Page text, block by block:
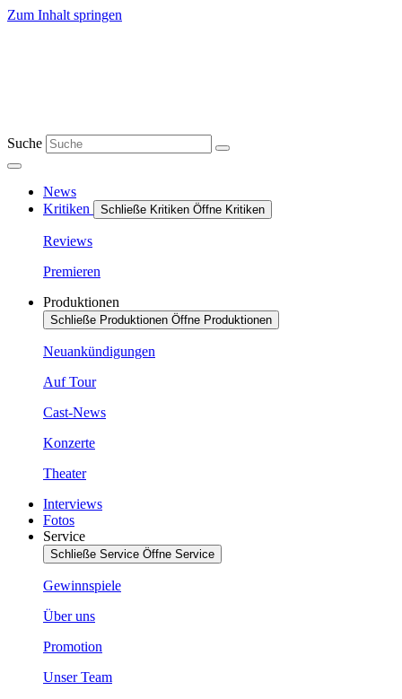
Zum Inhalt springen
Suche
News
Kritiken
Schließe Kritiken Öffne Kritiken
Reviews
Premieren
Produktionen
Schließe Produktionen Öffne Produktionen
Neuankündigungen
Auf Tour
Cast-News
Konzerte
Theater
Interviews
Fotos
Service
Schließe Service Öffne Service
Gewinnspiele
Über uns
Promotion
Unser Team